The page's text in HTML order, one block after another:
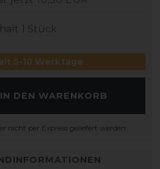
1 Stück
5-10 Werktage
IN DEN WARENKORB
nicht per Express geliefert werden.